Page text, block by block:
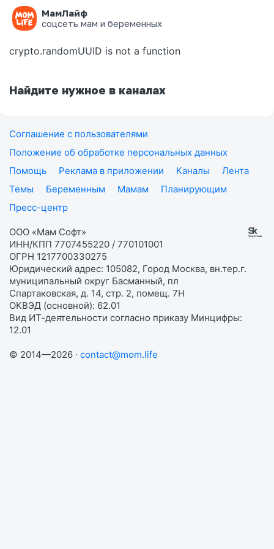
МамЛайф
соцсеть мам и беременных
Ошибка на странице
crypto.randomUUID is not a function
Найдите нужное в каналах
Соглашение с пользователями
Положение об обработке персональных данных
Помощь
Реклама в приложении Каналы
Лента
Темы
Беременным Мамам
Планирующим
Пресс-центр
ООО «Мам Софт»
ИНН/КПП 7707455220 / 770101001
ОГРН 1217700330275
Юридический адрес: 105082, Город Москва, вн.тер.г.
муниципальный округ Басманный, пл
Спартаковская, д. 14, стр. 2, помещ. 7Н
ОКВЭД (основной): 62.01
Вид ИТ-деятельности согласно приказу Минцифры:
12.01
© 2014—2026 · contact@mom.life